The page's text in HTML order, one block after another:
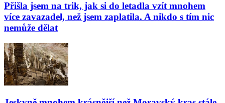
Přišla jsem na trik, jak si do letadla vzít mnohem
více zavazadel, než jsem zaplatila. A nikdo s tím nic
nemůže dělat